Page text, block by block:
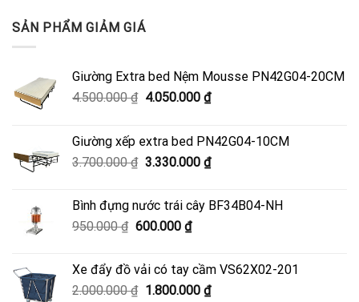
SẢN PHẨM GIẢM GIÁ
Giường Extra bed Nệm Mousse PN42G04-20CM
4.500.000₫ Giá
4.500.000 ₫.
4.050.000 ₫Giá
là:
4.050.000 ₫.
Giường xếp extra bed PN42G04-10CM
3.700.000₫ Giá
3.700.000 ₫.
3.330.000 ₫Giá
là:
Bình đựng nước trái cây BF34B04-NH
950.000₫ Giá
950.000 ₫.
600.000 ₫Giá
là:
600.000 ₫.
Xe đẩy đồ vải có tay cầm VS62X02-201
2.000.000₫ Giá
1.800.000 ₫Giá